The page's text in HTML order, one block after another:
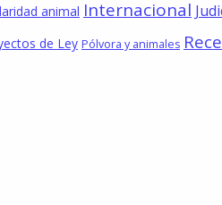
animal Internacional
de Ley Pólvora y animales